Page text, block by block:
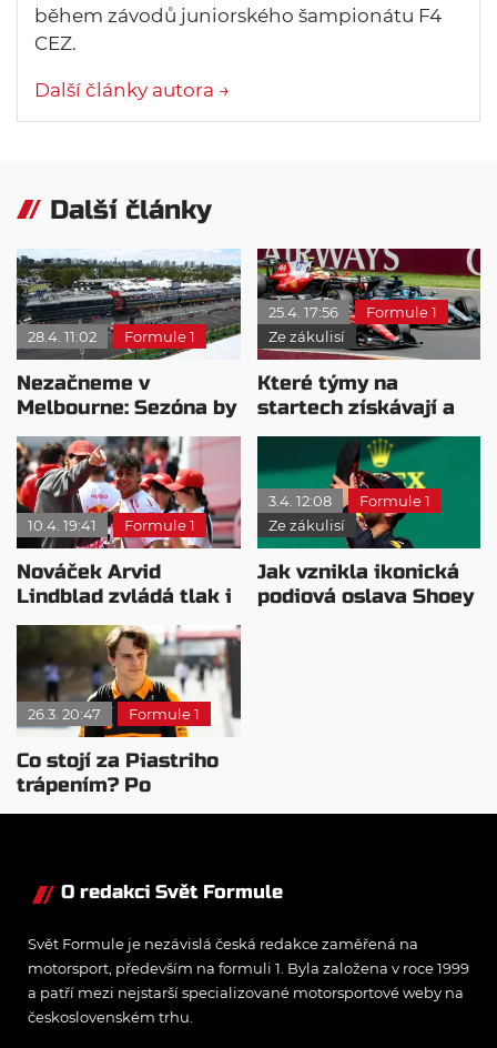
během závodů juniorského šampionátu F4
CEZ.
Další články autora →
Další články
28.4. 11:02 Formule 1
Nezačneme v
Melbourne: Sezóna by
měla odstartovat v
Bahrajnu
25.4. 17:56
Formule 1
Ze zákulisí
Které týmy na
startech získávají a
které naopak ztrácí?
10.4. 19:41 Formule 1
Nováček Arvid
Lindblad zvládá tlak i
tempo F1
3.4. 12:08
Formule 1
Ze zákulisí
Jak vznikla ikonická
podiová oslava Shoey
26.3. 20:47 Formule 1
Co stojí za Piastriho
trápením? Po
vyšetřování má jasno
O redakci Svět Formule
Svět Formule je nezávislá česká redakce zaměřená na
motorsport, především na formuli 1. Byla založena v roce 1999
a patří mezi nejstarší specializované motorsportové weby na
československém trhu.